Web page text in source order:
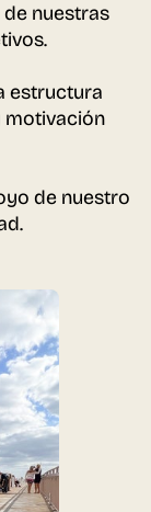
nuestras
estructura
motivación
de nuestro